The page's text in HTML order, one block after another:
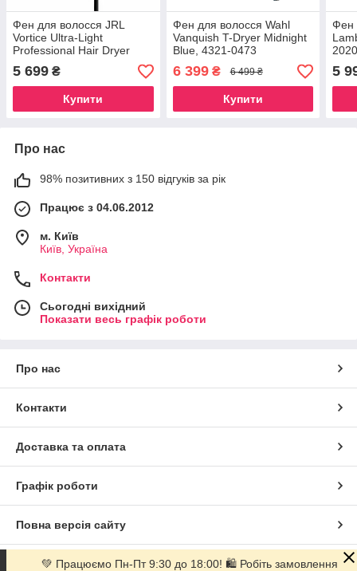
Фен для волосся JRL
Vortice Ultra-Light
Professional Hair Dryer
жовтий, JRL-CY2025L-Y
5 699 ₴
Купити
Фен для волосся Wahl
Vanquish T-Dryer Midnight
Blue, 4321-0473
6 399₴ 6 499 ₴
Купити
Фен
5
Про нас
98% позитивних з 150 відгуків за рік
Працює з 04.06.2012
м. Київ
Київ, Україна
Контакти
Сьогодні вихідний
Показати весь графік роботи
Про нас
Контакти
Доставка та оплата
Графік роботи
Повна версія сайту
Сайт створено на маркетплейсіProm.ua
💚 Працюємо Пн-Пт 9:30 до 18:00! 🛍 Робіть замовлення